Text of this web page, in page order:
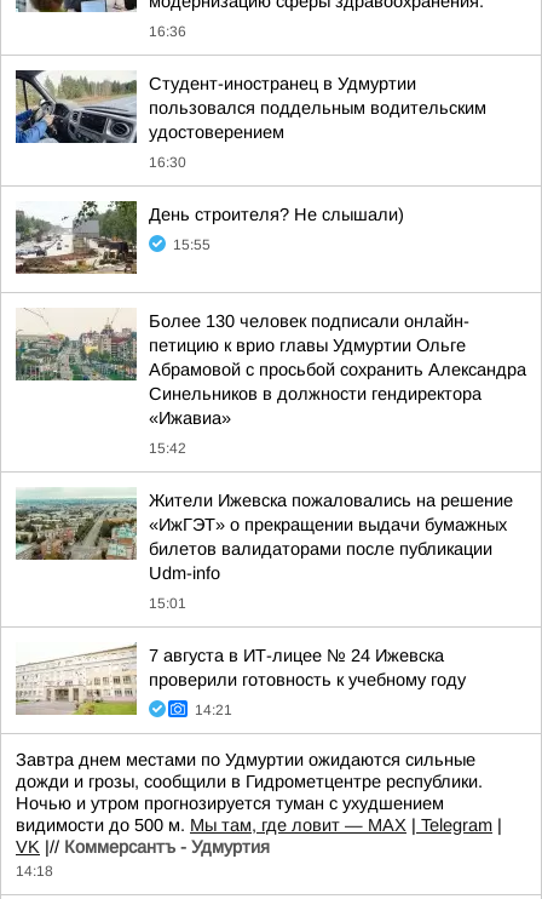
16:36
Студент-иностранец в Удмуртии
пользовался поддельным водительским
удостоверением
16:30
День строителя? Не слышали)
15:55
Более 130 человек подписали онлайн-
петицию к врио главы Удмуртии Ольге
Абрамовой с просьбой сохранить Александра
Синельников в должности гендиректора
«Ижавиа»
15:42
Жители Ижевска пожаловались на решение
«ИжГЭТ» о прекращении выдачи бумажных
билетов валидаторами после публикации
Udm-info
15:01
7 августа в ИТ-лицее № 24 Ижевска
проверили готовность к учебному году
14:21
Завтра днем местами по Удмуртии ожидаются сильные
дожди и грозы, сообщили в Гидрометцентре республики.
Ночью и утром прогнозируется туман с ухудшением
видимости до 500 м. Мы там, где ловит — MAX | Telegram |
VK |// Коммерсантъ - Удмуртия
14:18